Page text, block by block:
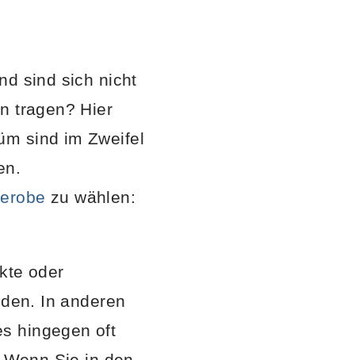
sind sich nicht
tragen? Hier
sind im Zweifel
zu wählen:
oder
In anderen
hingegen oft